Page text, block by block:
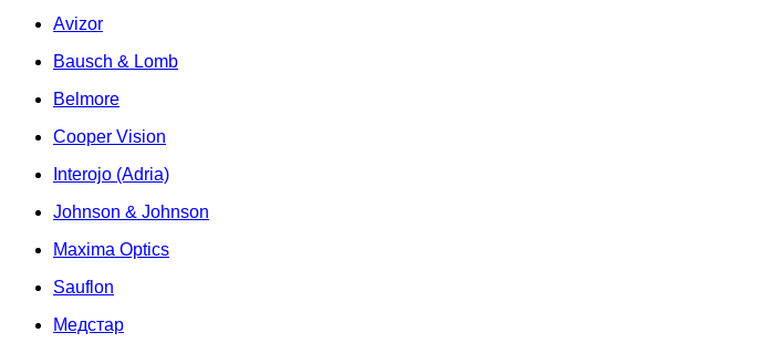
Avizor
Bausch & Lomb
Belmore
Cooper Vision
Interojo (Adria)
Johnson & Johnson
Maxima Optics
Sauflon
Медстар